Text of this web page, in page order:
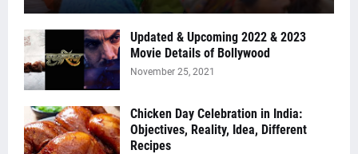
Updated & Upcoming 2022 & 2023
Movie Details of Bollywood
November 25, 2021
Chicken Day Celebration in India:
Objectives, Reality, Idea, Different
Recipes